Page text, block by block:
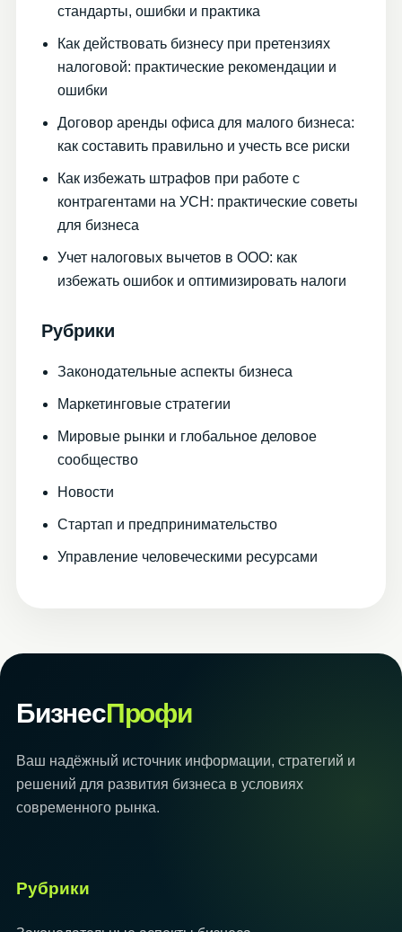
стандарты, ошибки и практика
Как действовать бизнесу при претензиях
налоговой: практические рекомендации и
ошибки
Договор аренды офиса для малого бизнеса:
как составить правильно и учесть все риски
Как избежать штрафов при работе с
контрагентами на УСН: практические советы
для бизнеса
Учет налоговых вычетов в ООО: как
избежать ошибок и оптимизировать налоги
Рубрики
Законодательные аспекты бизнеса
Маркетинговые стратегии
Мировые рынки и глобальное деловое
сообщество
Новости
Стартап и предпринимательство
Управление человеческими ресурсами
БизнесПрофи
Ваш надёжный источник информации, стратегий и
решений для развития бизнеса в условиях
современного рынка.
Рубрики